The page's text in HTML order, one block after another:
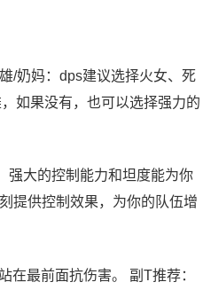
/奶妈：dps建议选择火女、死
如果没有，也可以选择强力的
强大的控制能力和坦度能为你
提供控制效果，为你的队伍增
最前面抗伤害。 副T推荐：